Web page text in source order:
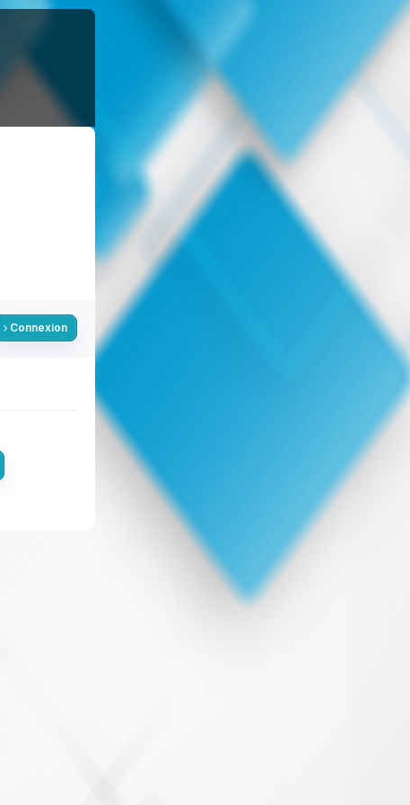
Connexion